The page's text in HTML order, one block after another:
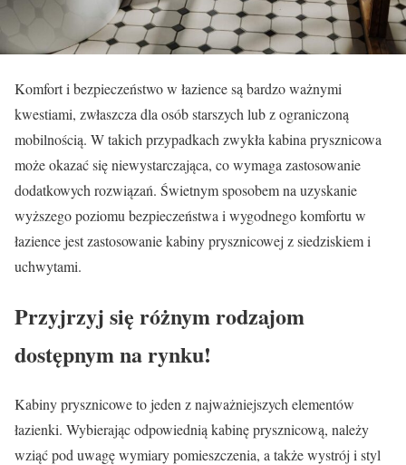
Komfort i bezpieczeństwo w łazience są bardzo ważnymi
kwestiami, zwłaszcza dla osób starszych lub z ograniczoną
mobilnością. W takich przypadkach zwykła kabina prysznicowa
może okazać się niewystarczająca, co wymaga zastosowanie
dodatkowych rozwiązań. Świetnym sposobem na uzyskanie
wyższego poziomu bezpieczeństwa i wygodnego komfortu w
łazience jest zastosowanie kabiny prysznicowej z siedziskiem i
uchwytami.
Przyjrzyj się różnym rodzajom
dostępnym na rynku!
Kabiny prysznicowe to jeden z najważniejszych elementów
łazienki. Wybierając odpowiednią kabinę prysznicową, należy
wziąć pod uwagę wymiary pomieszczenia, a także wystrój i styl